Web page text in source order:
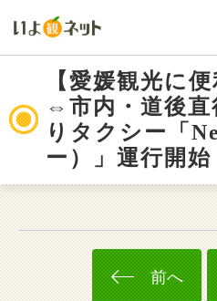
【愛媛観光に
⇔市内・道後
りタクシー「
ー）」運行開始
前へ